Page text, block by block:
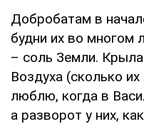
Добробатам в
будни их во многом
– соль Земли.
Воздуха (сколько
люблю, когда в
а разворот у них,